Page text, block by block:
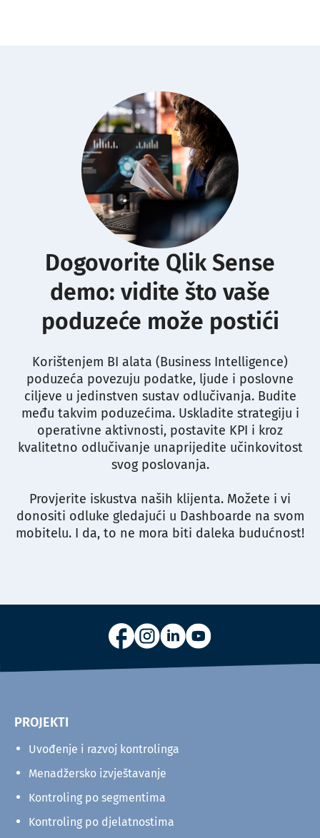
Dogovorite Qlik Sense
demo: vidite što vaše
poduzeće može postići
Korištenjem BI alata (Business Intelligence)
poduzeća povezuju podatke, ljude i poslovne
ciljeve u jedinstven sustav odlučivanja. Budite
među takvim poduzećima. Uskladite strategiju i
operativne aktivnosti, postavite KPI i kroz
kvalitetno odlučivanje unaprijedite učinkovitost
svog poslovanja.
Provjerite iskustva naših klijenta. Možete i vi
donositi odluke gledajući u Dashboarde na svom
mobitelu. I da, to ne mora biti daleka budućnost!
PROJEKTI
Uvođenje i razvoj kontrolinga
Menadžersko izvještavanje
Kontroling po segmentima
Kontroling po djelatnostima